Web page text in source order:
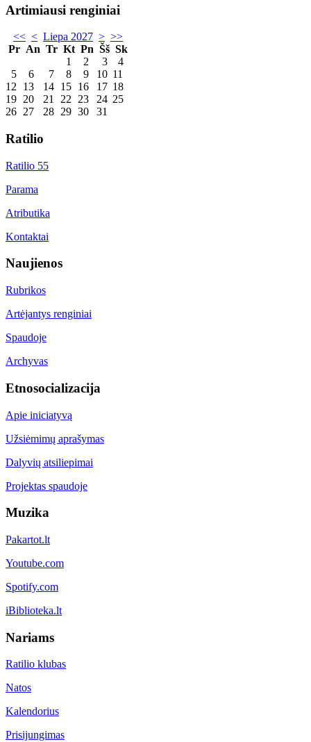
Artimiausi renginiai
<< < Liepa 2027 > >>
Pr An Tr Kt Pn Šš Sk
1
2 3
4
5
6 7 8 9 10 11
12
13 14 15 16 17 18
19 20 21 22 23 24 25
26 27 28 29 30 31
Ratilio
Ratilio 55
Parama
Atributika
Kontaktai
Naujienos
Rubrikos
Artėjantys renginiai
Spaudoje
Archyvas
Etnosocializacija
Apie iniciatyvą
Užsiėmimų aprašymas
Dalyvių atsiliepimai
Projektas spaudoje
Muzika
Pakartot.lt
Youtube.com
Spotify.com
iBiblioteka.lt
Nariams
Ratilio klubas
Natos
Kalendorius
Prisijungimas